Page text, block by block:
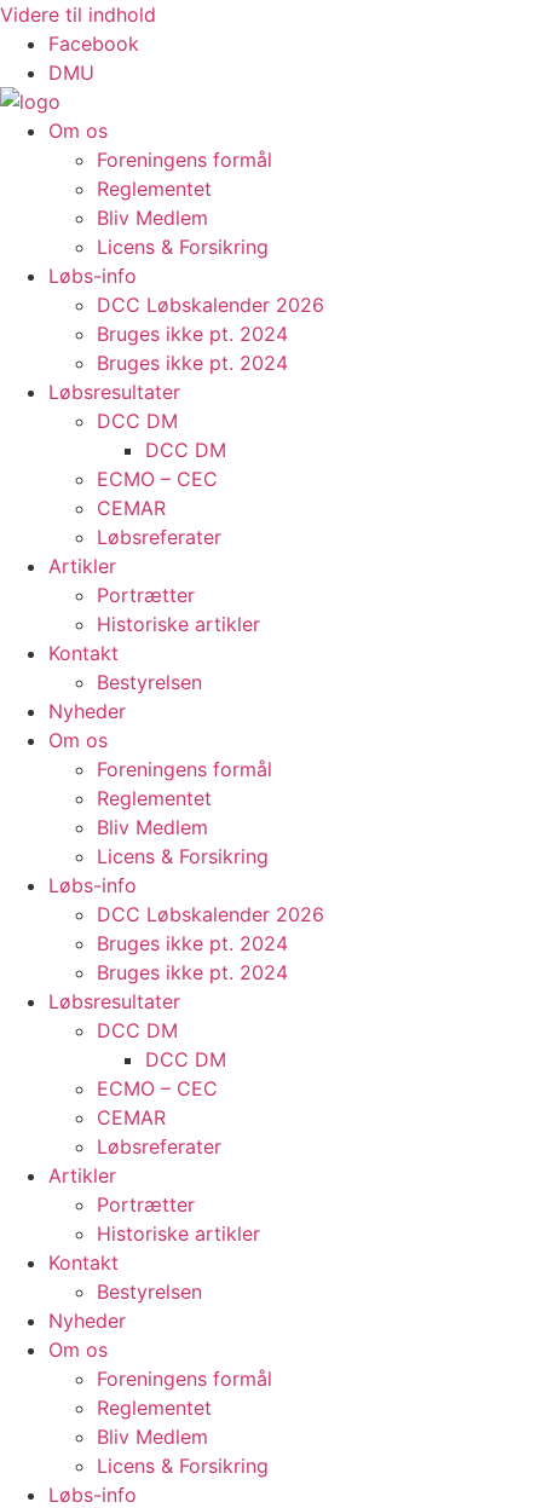
Videre til indhold
Facebook
DMU
Om os
Foreningens formål
Reglementet
Bliv Medlem
Licens & Forsikring
Løbs-info
DCC Løbskalender 2026
Bruges ikke pt. 2024
Bruges ikke pt. 2024
Løbsresultater
DCC DM
DCC DM
ECMO – CEC
CEMAR
Løbsreferater
Artikler
Portrætter
Historiske artikler
Kontakt
Bestyrelsen
Nyheder
Om os
Foreningens formål
Reglementet
Bliv Medlem
Licens & Forsikring
Løbs-info
DCC Løbskalender 2026
Bruges ikke pt. 2024
Bruges ikke pt. 2024
Løbsresultater
DCC DM
DCC DM
ECMO – CEC
CEMAR
Løbsreferater
Artikler
Portrætter
Historiske artikler
Kontakt
Bestyrelsen
Nyheder
Om os
Foreningens formål
Reglementet
Bliv Medlem
Licens & Forsikring
Løbs-info